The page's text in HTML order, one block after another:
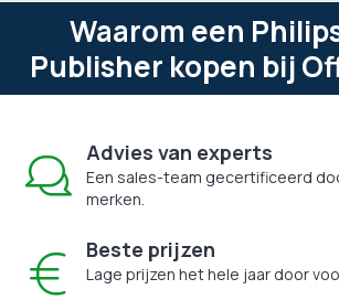
Waarom een
Publisher kopen bij
Advies van experts
Een sales-team gecertificeerd
merken.
Beste prijzen
Lage prijzen het hele jaar door